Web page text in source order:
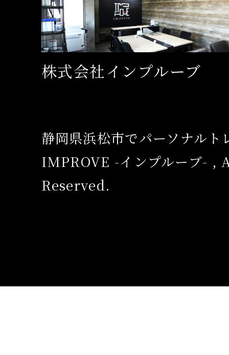
株式会社インプルーブ
静岡県浜松市でパーソナルト
IMPROVE -インプルーブ-
Reserved.